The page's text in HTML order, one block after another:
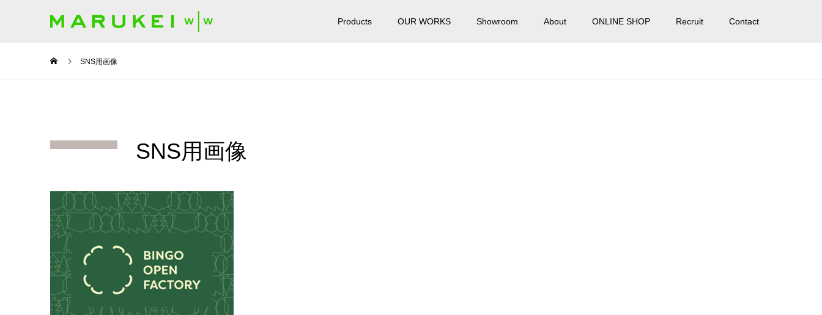
Products OUR WORKS Showroom About ONLINE SHOP Recruit Contact
SNS用画像
SNS用画像